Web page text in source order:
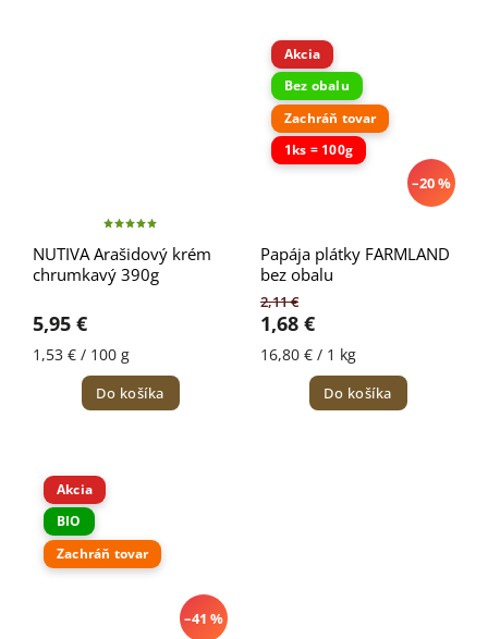
NUTIVA Arašidový krém
chrumkavý 390g
5,95 €
1,53 € / 100 g
Do košíka
Akcia
Bez obalu
Zachráň tovar
1ks = 100g
–20 %
Papája plátky FARMLAND
bez obalu
2,11 €
1,68 €
16,80 € / 1 kg
Do košíka
Akcia
BIO
Zachráň tovar
–41 %